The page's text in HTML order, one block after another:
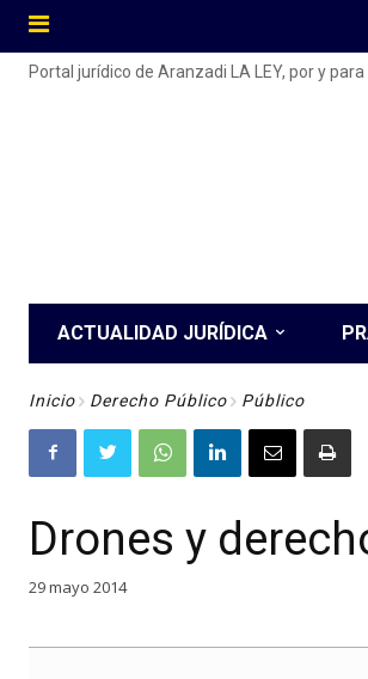
Portal jurídico de Aranzadi LA LEY, por y
ACTUALIDAD JURÍDICA
Inicio Derecho Público Público
Drones y
29 mayo 2014